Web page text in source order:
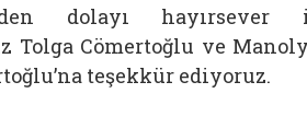
dolayı hayırsever
Tolga Cömertoğlu ve
teşekkür ediyoruz.